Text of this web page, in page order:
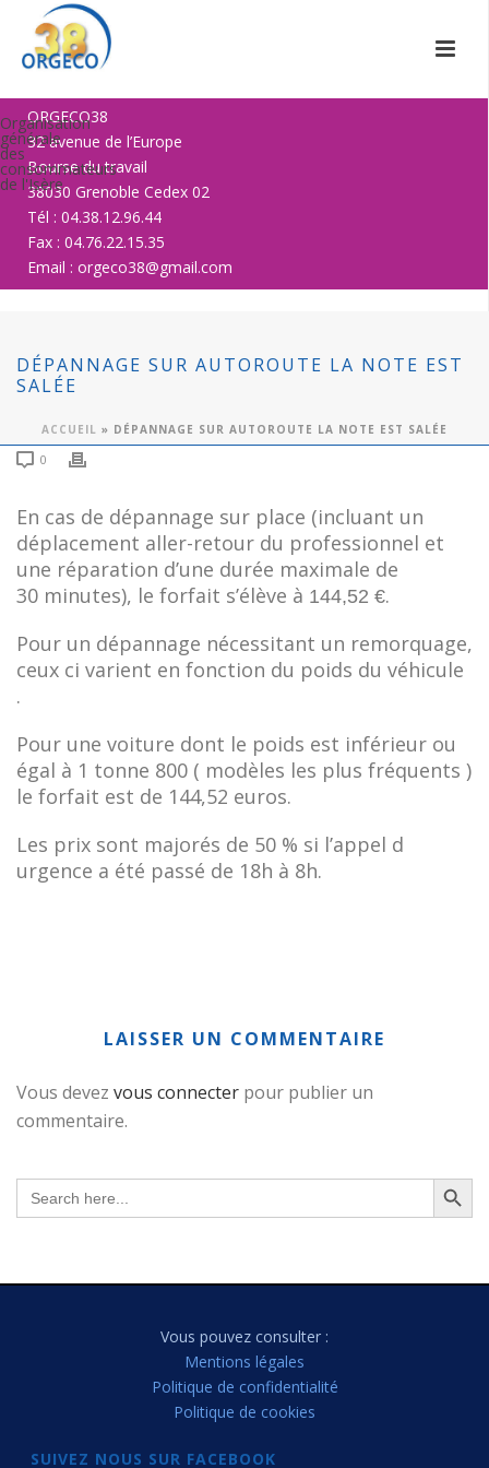
Organisation
générale
des
consommateurs
de l'Isère
ORGECO38
32 avenue de l’Europe
Bourse du travail
38030 Grenoble Cedex 02
Tél : 04.38.12.96.44
Fax : 04.76.22.15.35
Email : orgeco38@gmail.com
DÉPANNAGE SUR AUTOROUTE LA NOTE EST
SALÉE
ACCUEIL » DÉPANNAGE SUR AUTOROUTE LA NOTE EST SALÉE
0
En cas de dépannage sur place (incluant un
déplacement aller-retour du professionnel et
une réparation d’une durée maximale de
30 minutes), le forfait s’élève à 144,52 €.
Pour un dépannage nécessitant un remorquage,
ceux ci varient en fonction du poids du véhicule
.
Pour une voiture dont le poids est inférieur ou
égal à 1 tonne 800 ( modèles les plus fréquents )
le forfait est de 144,52 euros.
Les prix sont majorés de 50 % si l’appel d
urgence a été passé de 18h à 8h.
LAISSER UN COMMENTAIRE
Vous devez vous connecter pour publier un
commentaire.
Search
for:
Search Button
Vous pouvez consulter :
Mentions légales
Politique de confidentialité
Politique de cookies
SUIVEZ NOUS SUR FACEBOOK